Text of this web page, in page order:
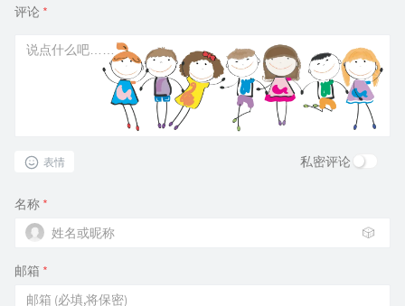
评论 *
表情 私密评论
名称 *
🎲
邮箱 *